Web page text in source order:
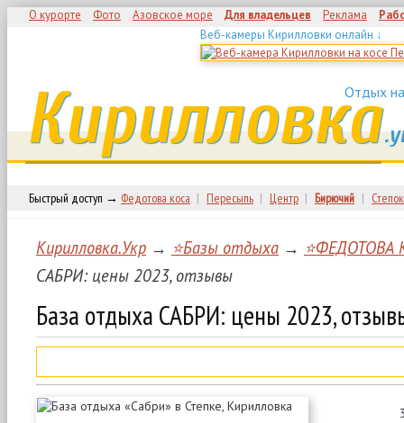
О курорте Фото Азовское море Для владельцев Реклама
Веб-камеры Кирилловки онлайн ↓
Отдых
Кирилловка
Быстрый доступ → Федотова коса | Пересыпь | Центр | Бирючий | Степок
Кирилловка.Укр → ⭐Базы отдыха → ⭐ФЕДОТОВА
САБРИ: цены 2023, отзывы
База отдыха САБРИ: цены 2023,